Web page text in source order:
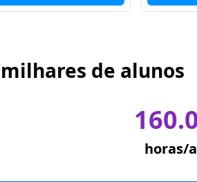
de alunos
horas/